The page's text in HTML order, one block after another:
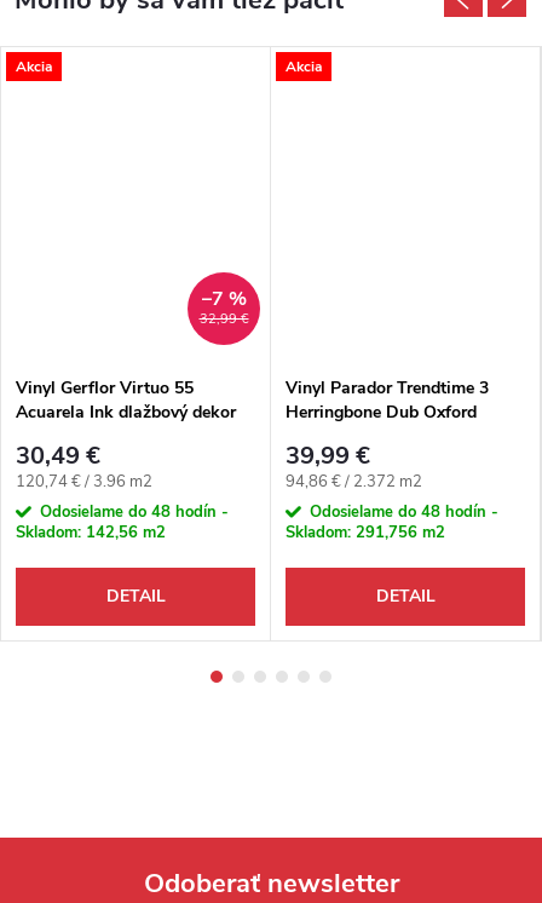
Akcia
32,99 €
–7 %
Vinyl Gerflor Virtuo 55
Acuarela Ink dlažbový dekor
30,49 €
Jednotková cena:
120,74 € / 3.96 m2
Odosielame do 48 hodín -
Skladom: 142,56 m2
DETAIL
Akcia
Vinyl Parador Trendtime 3
Herringbone Dub Oxford
39,99 €
Jednotková cena:
94,86 € / 2.372 m2
Odosielame do 48 hodín -
Skladom: 291,756 m2
DETAIL
Odoberať newsletter